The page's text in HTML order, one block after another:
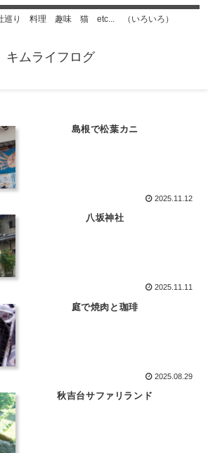
巡り 料理 趣味 猫 etc... （いろいろ）
キムライフログ
島根で松葉カニ
2025.11.12
八坂神社
2025.11.11
庭で焼肉と珈琲
2025.08.29
秋吉台サファリランド